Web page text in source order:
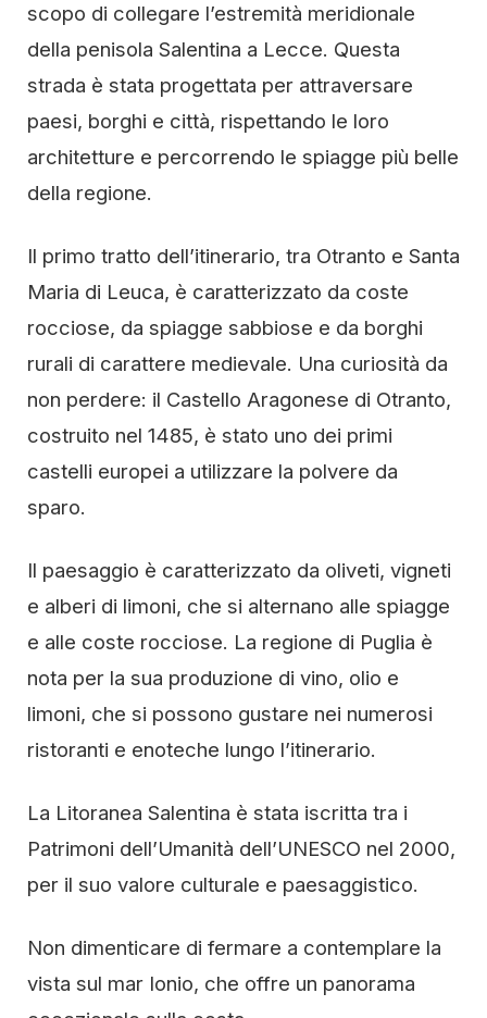
scopo di collegare l’estremità meridionale
della penisola Salentina a Lecce. Questa
strada è stata progettata per attraversare
paesi, borghi e città, rispettando le loro
architetture e percorrendo le spiagge più belle
della regione.
Il primo tratto dell’itinerario, tra Otranto e Santa
Maria di Leuca, è caratterizzato da coste
rocciose, da spiagge sabbiose e da borghi
rurali di carattere medievale. Una curiosità da
non perdere: il Castello Aragonese di Otranto,
costruito nel 1485, è stato uno dei primi
castelli europei a utilizzare la polvere da
sparo.
Il paesaggio è caratterizzato da oliveti, vigneti
e alberi di limoni, che si alternano alle spiagge
e alle coste rocciose. La regione di Puglia è
nota per la sua produzione di vino, olio e
limoni, che si possono gustare nei numerosi
ristoranti e enoteche lungo l’itinerario.
La Litoranea Salentina è stata iscritta tra i
Patrimoni dell’Umanità dell’UNESCO nel 2000,
per il suo valore culturale e paesaggistico.
Non dimenticare di fermare a contemplare la
vista sul mar Ionio, che offre un panorama